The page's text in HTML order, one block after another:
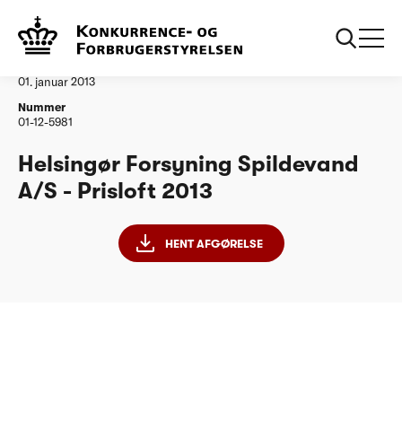
Vandtilsyn
01. januar 2013
Nummer
01-12-5981
Helsingør Forsyning Spildevand
A/S - Prisloft 2013
HENT AFGØRELSE